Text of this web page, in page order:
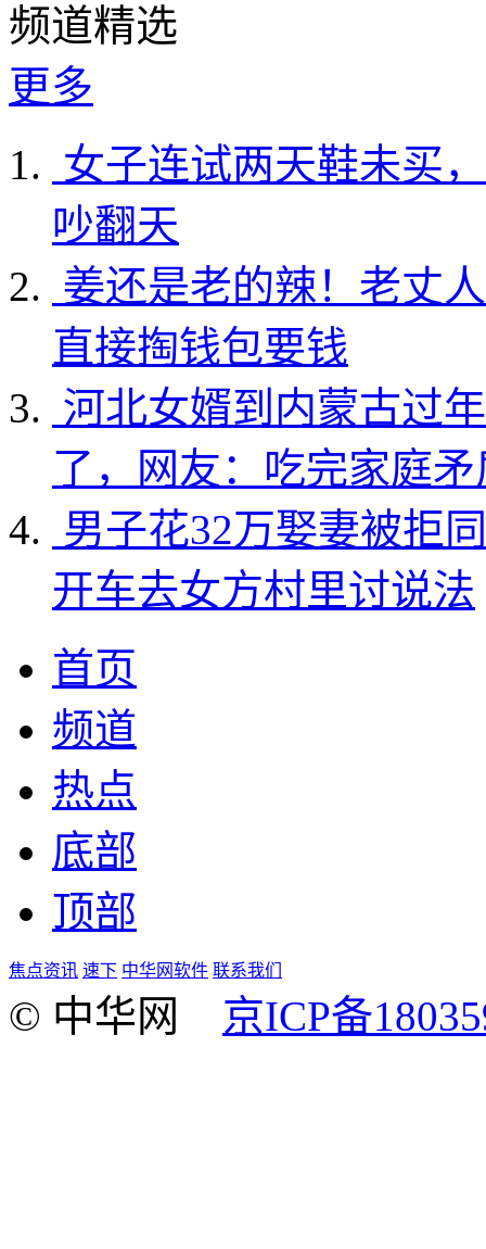
频道精选
更多
女子连试两天鞋未买
吵翻天
姜还是老的辣！老丈
直接掏钱包要钱
河北女婿到内蒙古过
了，网友：吃完家庭
男子花32万娶妻被拒
开车去女方村里讨说法
首页
频道
热点
底部
顶部
焦点资讯 速下 中华网软件 联系我们
© 中华网 京ICP备